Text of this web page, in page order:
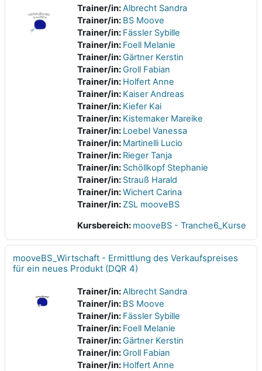
Trainer/in:Albrecht Sandra
Trainer/in: BS Moove
Trainer/in: Fässler Sybille
Trainer/in: Foell Melanie
Trainer/in:Gärtner Kerstin
Trainer/in:Groll Fabian
Trainer/in: Holfert Anne
Trainer/in: Kaiser Andreas
Trainer/in: Kiefer Kai
Trainer/in: Kistemaker Mareike
Trainer/in: Loebel Vanessa
Trainer/in: Martinelli Lucio
Trainer/in: Rieger Tanja
Trainer/in: Schöllkopf Stephanie
Trainer/in: Strauß Harald
Trainer/in:Wichert Carina
Trainer/in: ZSL mooveBS
Kursbereich: mooveBS - Tranche6_Kurse
mooveBS_Wirtschaft - Ermittlung des Verkaufspreises
für ein neues Produkt (DQR 4)
Trainer/in:Albrecht Sandra
Trainer/in: BS Moove
Trainer/in: Fässler Sybille
Trainer/in: Foell Melanie
Trainer/in:Gärtner Kerstin
Trainer/in:Groll Fabian
Trainer/in: Holfert Anne